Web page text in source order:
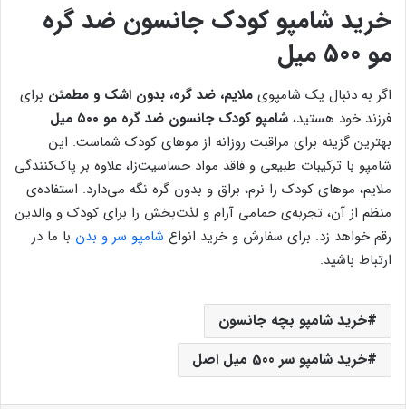
خرید شامپو کودک جانسون ضد گره
مو 500 میل
اگر به دنبال یک شامپوی ملایم، ضد گره، بدون اشک و مطمئن برای
فرزند خود هستید، شامپو کودک جانسون ضد گره مو ۵۰۰ میل
بهترین گزینه برای مراقبت روزانه از موهای کودک شماست. این
شامپو با ترکیبات طبیعی و فاقد مواد حساسیت‌زا، علاوه بر پاک‌کنندگی
ملایم، موهای کودک را نرم، براق و بدون گره نگه می‌دارد. استفاده‌ی
منظم از آن، تجربه‌ی حمامی آرام و لذت‌بخش را برای کودک و والدین
رقم خواهد زد. برای سفارش و خرید انواع شامپو سر و بدن با ما در
ارتباط باشید.
خرید شامپو بچه جانسون
خرید شامپو سر 500 میل اصل